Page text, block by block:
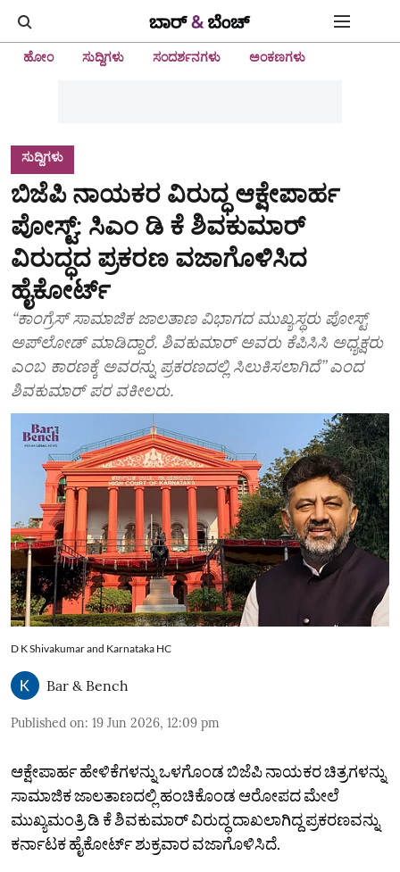
ಹೋಂ ಸುದ್ದಿಗಳು ಸಂದರ್ಶನಗಳು ಅಂಕಣಗಳು
ಸುದ್ದಿಗಳು
ಬಿಜೆಪಿ ನಾಯಕರ ವಿರುದ್ಧ ಆಕ್ಷೇಪಾರ್ಹ
ಪೋಸ್ಟ್‌: ಸಿಎಂ ಡಿ ಕೆ ಶಿವಕುಮಾರ್‌
ವಿರುದ್ಧದ ಪ್ರಕರಣ ವಜಾಗೊಳಿಸಿದ
ಹೈಕೋರ್ಟ್‌
“ಕಾಂಗ್ರೆಸ್‌ ಸಾಮಾಜಿಕ ಜಾಲತಾಣ ವಿಭಾಗದ ಮುಖ್ಯಸ್ಥರು ಪೋಸ್ಟ್‌
ಅಪ್‌ಲೋಡ್‌ ಮಾಡಿದ್ದಾರೆ. ಶಿವಕುಮಾರ್‌ ಅವರು ಕೆಪಿಸಿಸಿ ಅಧ್ಯಕ್ಷರು
ಎಂಬ ಕಾರಣಕ್ಕೆ ಅವರನ್ನು ಪ್ರಕರಣದಲ್ಲಿ ಸಿಲುಕಿಸಲಾಗಿದೆ” ಎಂದ
ಶಿವಕುಮಾರ್‌ ಪರ ವಕೀಲರು.
D K Shivakumar and Karnataka HC
Bar & Bench
Published on: 19 Jun 2026, 12:09 pm
ಆಕ್ಷೇಪಾರ್ಹ ಹೇಳಿಕೆಗಳನ್ನು ಒಳಗೊಂಡ ಬಿಜೆಪಿ ನಾಯಕರ ಚಿತ್ರಗಳನ್ನು
ಸಾಮಾಜಿಕ ಜಾಲತಾಣದಲ್ಲಿ ಹಂಚಿಕೊಂಡ ಆರೋಪದ ಮೇಲೆ
ಮುಖ್ಯಮಂತ್ರಿ ಡಿ ಕೆ ಶಿವಕುಮಾರ್‌ ವಿರುದ್ಧ ದಾಖಲಾಗಿದ್ದ ಪ್ರಕರಣವನ್ನು
ಕರ್ನಾಟಕ ಹೈಕೋರ್ಟ್‌ ಶುಕ್ರವಾರ ವಜಾಗೊಳಿಸಿದೆ.